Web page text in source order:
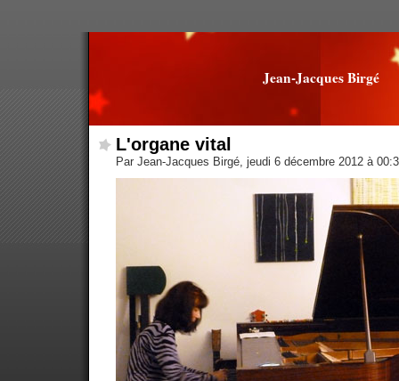
Jean-Jacques Birgé
L'organe vital
Par Jean-Jacques Birgé, jeudi 6 décembre 2012 à